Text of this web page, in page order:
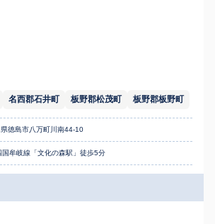
名西郡石井町 板野郡松茂町 板野郡板野町
徳島市八万町川南44-10
国牟岐線「文化の森駅」徒歩5分